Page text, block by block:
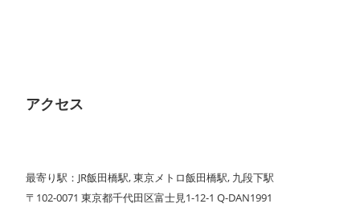
アクセス
最寄り駅：JR飯田橋駅, 東京メトロ飯田橋駅, 九段下駅
〒102-0071 東京都千代田区富士見1-12-1 Q-DAN1991